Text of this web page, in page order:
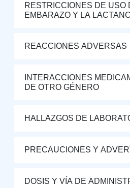
RESTRICCIONES DE USO
EMBARAZO Y LA
REACCIONES ADVERSAS
INTERACCIONES
DE OTRO GÉNERO
HALLAZGOS DE
PRECAUCIONES Y
DOSIS Y VÍA DE